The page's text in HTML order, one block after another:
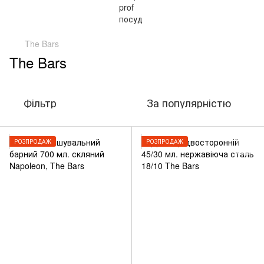
The Bars
The Bars
Фільтр За популярністю
РОЗПРОДАЖ РОЗПРОДАЖ